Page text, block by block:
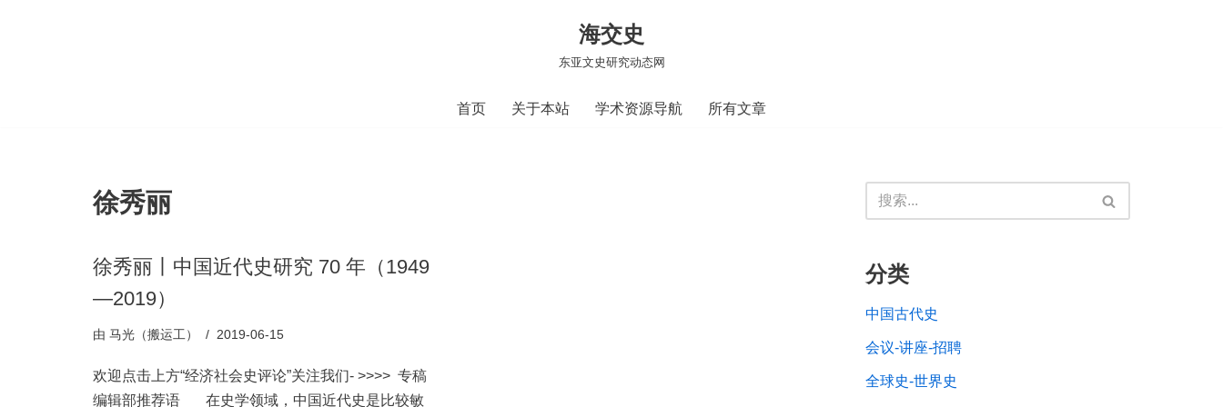
海交史
东亚文史研究动态网
首页 关于本站 学术资源导航 所有文章
徐秀丽
徐秀丽丨中国近代史研究 70 年（1949
—2019）
由 马光（搬运工） 2019-06-15
欢迎点击上方“经济社会史评论”关注我们- >>>> 专稿
编辑部推荐语 在史学领域，中国近代史是比较敏
分类
中国古代史
会议-讲座-招聘
全球史-世界史